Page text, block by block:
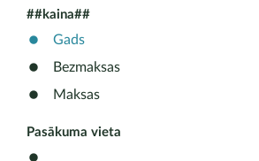
##kaina##
Gads
Bezmaksas
Maksas
Pasākuma vieta